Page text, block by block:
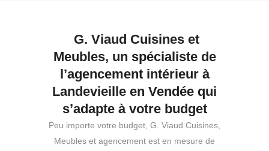
G. Viaud Cuisines et
Meubles, un spécialiste de
l’agencement intérieur à
Landevieille en Vendée qui
s’adapte à votre budget
Peu importe votre budget, G. Viaud Cuisines,
Meubles et agencement est en mesure de